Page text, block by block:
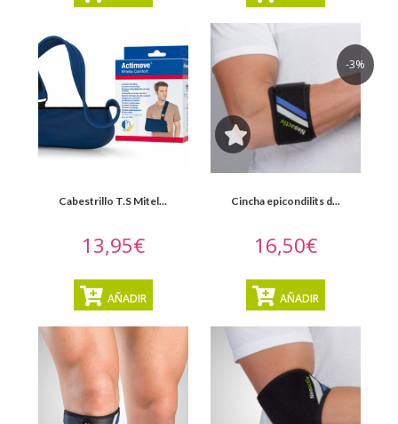
Cabestrillo T.S Mitel...
13,95€
AÑADIR
-3%
Cincha epicondilits d...
16,50€
AÑADIR